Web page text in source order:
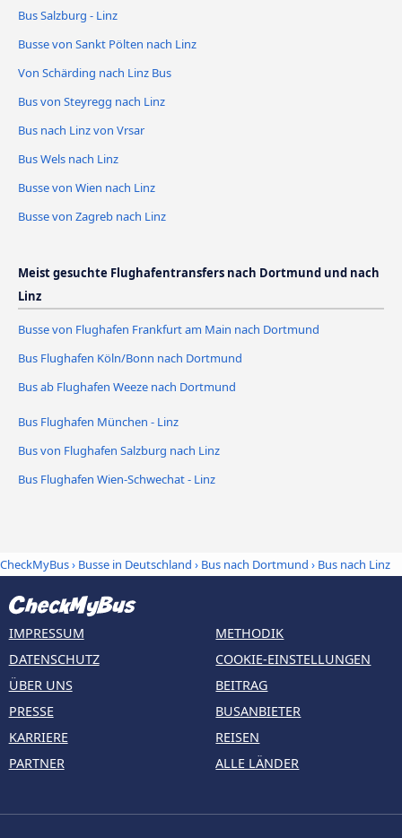
Bus Salzburg - Linz
Busse von Sankt Pölten nach Linz
Von Schärding nach Linz Bus
Bus von Steyregg nach Linz
Bus nach Linz von Vrsar
Bus Wels nach Linz
Busse von Wien nach Linz
Busse von Zagreb nach Linz
Meist gesuchte Flughafentransfers nach Dortmund und nach
Linz
Busse von Flughafen Frankfurt am Main nach Dortmund
Bus Flughafen Köln/Bonn nach Dortmund
Bus ab Flughafen Weeze nach Dortmund
Bus Flughafen München - Linz
Bus von Flughafen Salzburg nach Linz
Bus Flughafen Wien-Schwechat - Linz
CheckMyBus› Busse in Deutschland › Bus nach Dortmund › Bus nach Linz
IMPRESSUM
DATENSCHUTZ
ÜBER UNS
PRESSE
KARRIERE
PARTNER
METHODIK
COOKIE-EINSTELLUNGEN
BEITRAG
BUSANBIETER
REISEN
ALLE LÄNDER